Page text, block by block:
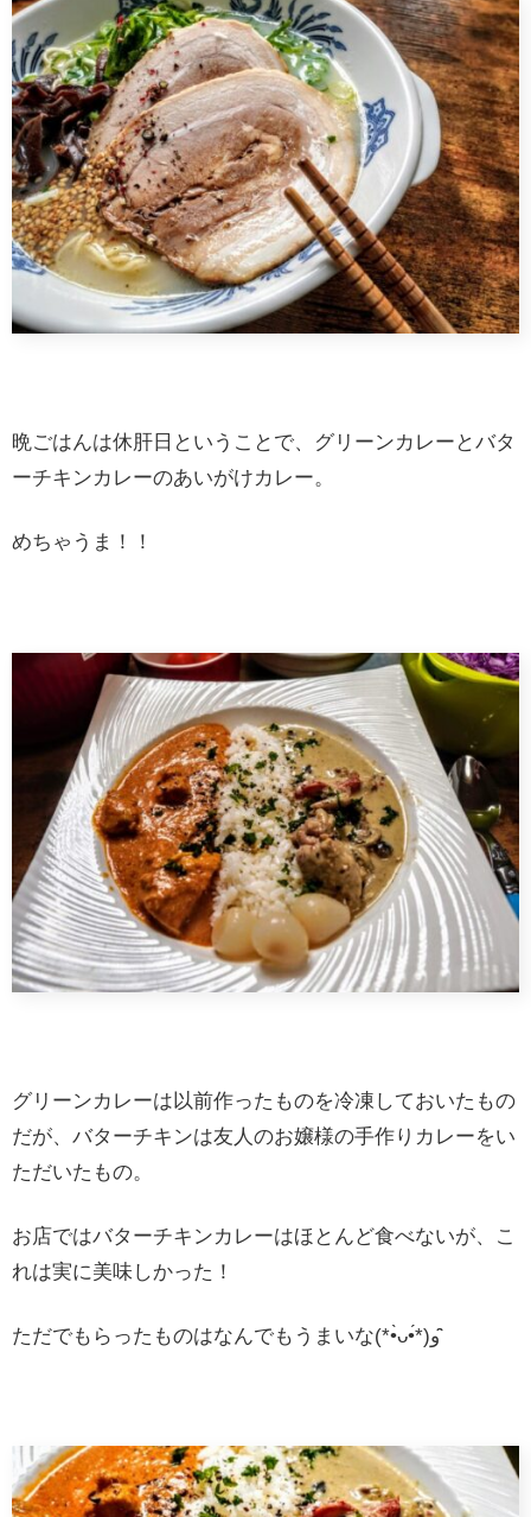
晩ごはんは休肝日ということで、グリーンカレーとバタ
ーチキンカレーのあいがけカレー。
めちゃうま！！
グリーンカレーは以前作ったものを冷凍しておいたもの
だが、バターチキンは友人のお嬢様の手作りカレーをい
ただいたもの。
お店ではバターチキンカレーはほとんど食べないが、こ
れは実に美味しかった！
ただでもらったものはなんでもうまいな(*•̀ᴗ•́*)و ̑̑